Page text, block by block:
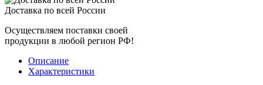
Доставка по всей России
Осуществляем поставки своей
продукции в любой регион РФ!
Описание
Характеристики